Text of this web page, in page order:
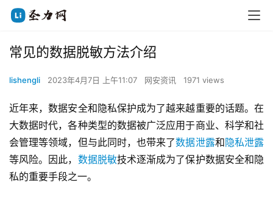
常见的数据脱敏方法介绍
lishengli 2023年4月7日 上午11:07 网安资讯 1971 views
近年来，数据安全和隐私保护成为了越来越重要的话题。在
大数据时代，各种类型的数据被广泛应用于商业、科学和社
会管理等领域，但与此同时，也带来了数据泄露和隐私泄露
等风险。因此， 数据脱敏技术逐渐成为了保护数据安全和隐
私的重要手段之一。